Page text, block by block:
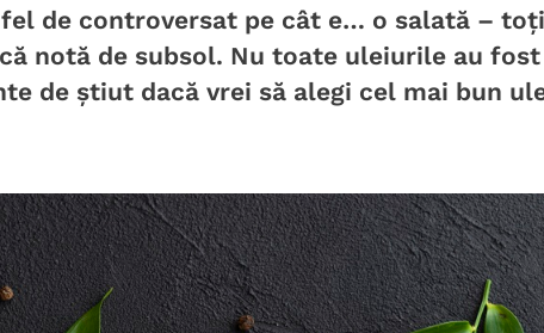
de controversat pe cât e… o salată – toți
notă de subsol. Nu toate uleiurile au fost
de știut dacă vrei să alegi cel mai bun